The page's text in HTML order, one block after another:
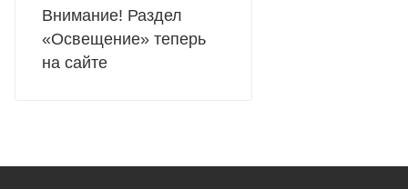
Внимание! Раздел
«Освещение» теперь
на сайте